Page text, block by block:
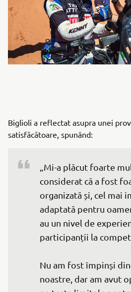
Biglioli a reflectat asupra unei
satisfăcătoare, spunând:
„Mi-a plăcut foarte
considerat că a fost
organizată și, cel mai
adaptată pentru
au un nivel de
participanții la
Nu am fost împinși
noastre, dar am avut